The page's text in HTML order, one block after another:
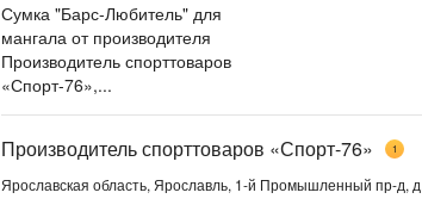
Сумка "Барс-Любитель" для
мангала от производителя
Производитель спорттоваров
«Спорт-76»,...
Производитель спорттоваров «Спорт-76» 1
Ярославская область, Ярославль, 1-й Промышленный пр-д,